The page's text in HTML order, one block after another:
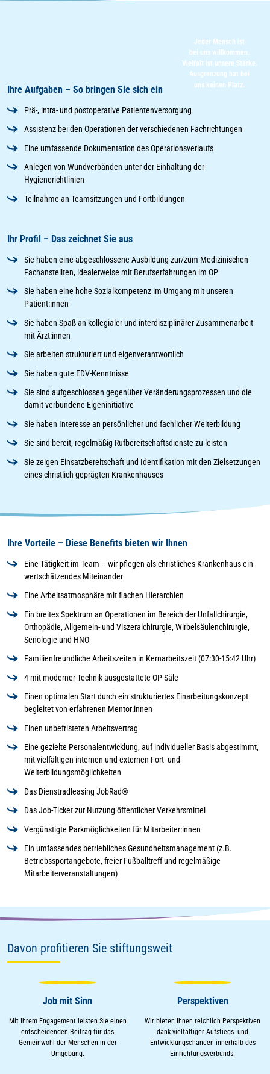
Jeder Mensch ist
bei uns willkommen.
Vielfalt ist unsere Stärke.
Ausgrenzung hat bei
uns keinen Platz.
Ihre Aufgaben – So bringen Sie sich ein
Prä-, intra- und postoperative Patientenversorgung
Assistenz bei den Operationen der verschiedenen Fachrichtungen
Eine umfassende Dokumentation des Operationsverlaufs
Anlegen von Wundverbänden unter der Einhaltung der
Hygienerichtlinien
Teilnahme an Teamsitzungen und Fortbildungen
Ihr Profil – Das zeichnet Sie aus
Sie haben eine abgeschlossene Ausbildung zur/zum Medizinischen
Fachanstellten, idealerweise mit Berufserfahrungen im OP
Sie haben eine hohe Sozialkompetenz im Umgang mit unseren
Patient:innen
Sie haben Spaß an kollegialer und interdisziplinärer Zusammenarbeit
mit Ärzt:innen
Sie arbeiten strukturiert und eigenverantwortlich
Sie haben gute EDV-Kenntnisse
Sie sind aufgeschlossen gegenüber Veränderungsprozessen und die
damit verbundene Eigeninitiative
Sie haben Interesse an persönlicher und fachlicher Weiterbildung
Sie sind bereit, regelmäßig Rufbereitschaftsdienste zu leisten
Sie zeigen Einsatzbereitschaft und Identifikation mit den Zielsetzungen
eines christlich geprägten Krankenhauses
Ihre Vorteile – Diese Benefits bieten wir Ihnen
Eine Tätigkeit im Team – wir pflegen als christliches Krankenhaus ein
wertschätzendes Miteinander
Eine Arbeitsatmosphäre mit flachen Hierarchien
Ein breites Spektrum an Operationen im Bereich der Unfallchirurgie,
Orthopädie, Allgemein- und Viszeralchirurgie, Wirbelsäulenchirurgie,
Senologie und HNO
Familienfreundliche Arbeitszeiten in Kernarbeitszeit (07:30-15:42 Uhr)
4 mit moderner Technik ausgestattete OP-Säle
Einen optimalen Start durch ein strukturiertes Einarbeitungskonzept
begleitet von erfahrenen Mentor:innen
Einen unbefristeten Arbeitsvertrag
Eine gezielte Personalentwicklung, auf individueller Basis abgestimmt,
mit vielfältigen internen und externen Fort- und
Weiterbildungsmöglichkeiten
Das Dienstradleasing JobRad®
Das Job-Ticket zur Nutzung öffentlicher Verkehrsmittel
Vergünstigte Parkmöglichkeiten für Mitarbeiter:innen
Ein umfassendes betriebliches Gesundheitsmanagement (z.B.
Betriebssportangebote, freier Fußballtreff und regelmäßige
Mitarbeiterveranstaltungen)
Davon profitieren Sie stiftungsweit
Job mit Sinn
Mit Ihrem Engagement leisten Sie einen
entscheidenden Beitrag für das
Gemeinwohl der Menschen in der
Umgebung.
Perspektiven
Wir bieten Ihnen reichlich Perspektiven
dank vielfältiger Aufstiegs- und
Entwicklungschancen innerhalb des
Einrichtungsverbunds.